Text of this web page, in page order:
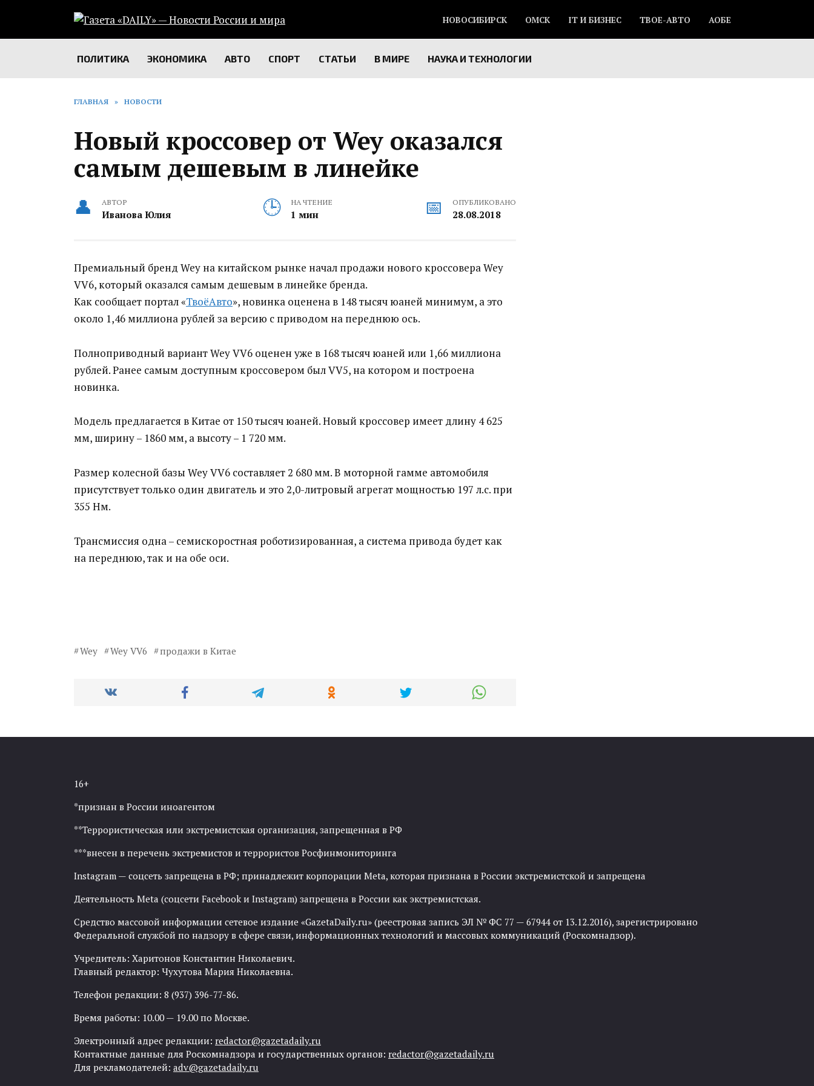
содержанию
НОВОСИБИРСК ОМСК IT И БИЗНЕС ТВОЕ-АВТО АОБЕ
ПОЛИТИКА ЭКОНОМИКА АВТО СПОРТ СТАТЬИ В МИРЕ НАУКА И ТЕХНОЛОГИИ
ГЛАВНАЯ » НОВОСТИ
Новый кроссовер от Wey оказался
самым дешевым в линейке
АВТОР
Иванова Юлия
НА ЧТЕНИЕ
1 мин
ОПУБЛИКОВАНО
28.08.2018
Премиальный бренд Wey на китайском рынке начал продажи нового кроссовера Wey
VV6, который оказался самым дешевым в линейке бренда.
Как сообщает портал «ТвоёАвто», новинка оценена в 148 тысяч юаней минимум, а это
около 1,46 миллиона рублей за версию с приводом на переднюю ось.
Полноприводный вариант Wey VV6 оценен уже в 168 тысяч юаней или 1,66 миллиона
рублей. Ранее самым доступным кроссовером был VV5, на котором и построена
новинка.
Модель предлагается в Китае от 150 тысяч юаней. Новый кроссовер имеет длину 4 625
мм, ширину – 1860 мм, а высоту – 1 720 мм.
Размер колесной базы Wey VV6 составляет 2 680 мм. В моторной гамме автомобиля
присутствует только один двигатель и это 2,0-литровый агрегат мощностью 197 л.с. при
355 Нм.
Трансмиссия одна – семискоростная роботизированная, а система привода будет как
на переднюю, так и на обе оси.
Wey Wey VV6 продажи в Китае
16+
*признан в России иноагентом
**Террористическая или экстремистская организация, запрещенная в РФ
***внесен в перечень экстремистов и террористов Росфинмониторинга
Instagram — соцсеть запрещена в РФ; принадлежит корпорации Meta, которая признана в России экстремистской и запрещена
Деятельность Meta (соцсети Facebook и Instagram) запрещена в России как экстремистская.
Средство массовой информации сетевое издание «GazetaDaily.ru» (реестровая запись ЭЛ № ФС 77 — 67944 от 13.12.2016), зарегистрировано
Федеральной службой по надзору в сфере связи, информационных технологий и массовых коммуникаций (Роскомнадзор).
Учредитель: Харитонов Константин Николаевич.
Главный редактор: Чухутова Мария Николаевна.
Телефон редакции: 8 (937) 396-77-86.
Время работы: 10.00 — 19.00 по Москве.
Электронный адрес редакции: redactor@gazetadaily.ru
Контактные данные для Роскомнадзора и государственных органов: redactor@gazetadaily.ru
Для рекламодателей: adv@gazetadaily.ru